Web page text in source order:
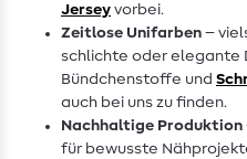
Jersey vorbei.
Zeitlose Unifarben –
schlichte oder elegante
Bündchenstoffe und
auch bei uns zu finden.
Nachhaltige Produktion
für bewusste